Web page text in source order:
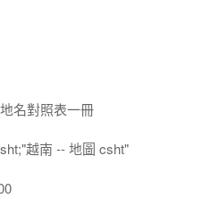
名對照表一冊
越南 -- 地圖 csht"